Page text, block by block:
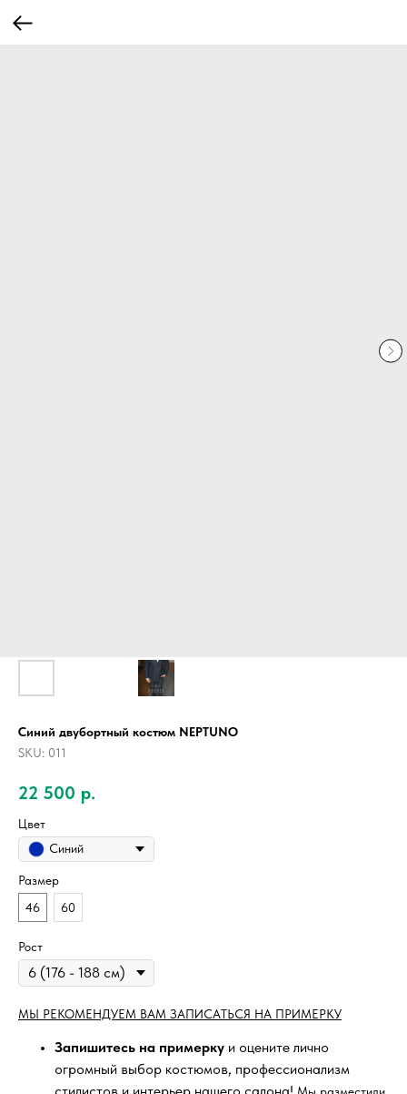
Синий двубортный костюм NEPTUNO
SKU: 011
22 500 р.
Цвет
Синий
Размер
46
60
Рост
МЫ РЕКОМЕНДУЕМ ВАМ ЗАПИСАТЬСЯ НА ПРИМЕРКУ
Запишитесь на примерку и оцените лично
огромный выбор костюмов, профессионализм